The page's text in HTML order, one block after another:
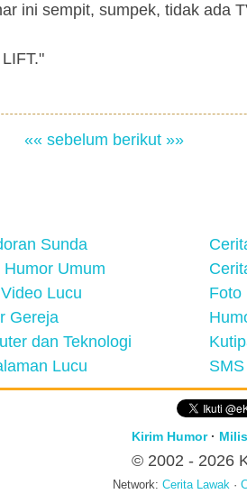
ini sempit, sumpek, tidak ada
«« sebelum berikut »»
Sunda
Humor Umum
Lucu Foto
Gereja
dan Teknologi
Lucu
Kirim Humor· Milis
© 2002 - 2026
Network: Cerita Lawak ·